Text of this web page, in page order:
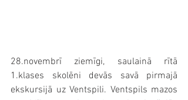
28.novembrī ziemīgi, saulainā rītā
1.klases skolēni devās savā pirmajā
ekskursijā uz Ventspili. Ventspils mazos